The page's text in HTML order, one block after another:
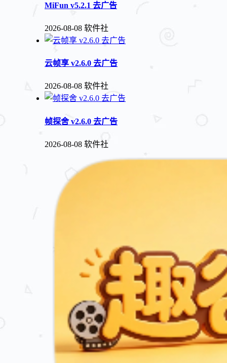
MiFun v5.2.1 去广告
2026-08-08 软件社
云帧享 v2.6.0 去广告
2026-08-08 软件社
帧探舍 v2.6.0 去广告
2026-08-08 软件社